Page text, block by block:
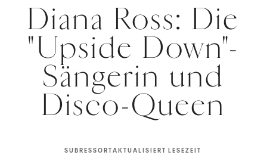
Diana Ross: Die
"Upside Down"-
Sängerin und
Disco-Queen
SUBRESSORTAKTUALISIERT LESEZEIT